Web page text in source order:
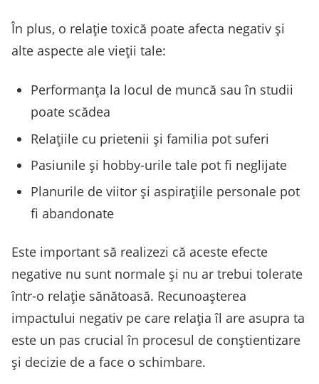
În plus, o relație toxică poate afecta negativ și
alte aspecte ale vieții tale:
Performanța la locul de muncă sau în studii
poate scădea
Relațiile cu prietenii și familia pot suferi
Pasiunile și hobby-urile tale pot fi neglijate
Planurile de viitor și aspirațiile personale pot
fi abandonate
Este important să realizezi că aceste efecte
negative nu sunt normale și nu ar trebui tolerate
într-o relație sănătoasă. Recunoașterea
impactului negativ pe care relația îl are asupra ta
este un pas crucial în procesul de conștientizare
și decizie de a face o schimbare.